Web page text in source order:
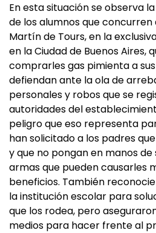
En esta situación se observa
de los alumnos que
Martín de Tours, en la
en la Ciudad de Buenos Aires,
comprarles gas pimienta a
defiendan ante la ola de
personales y robos que se
autoridades del
peligro que eso representa
han solicitado a los padres
y que no pongan en manos de
armas que pueden causarles
beneficios. También
la institución escolar para
que los rodea, pero
medios para hacer frente al